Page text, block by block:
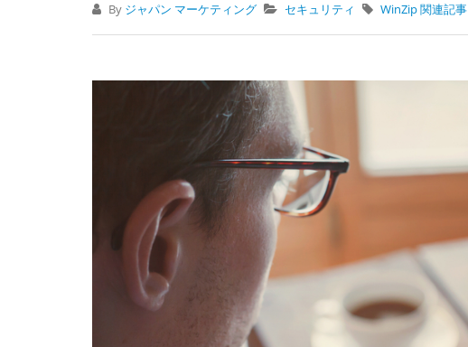
By ジャパン マーケティング セキュリティ WinZip 関連記事